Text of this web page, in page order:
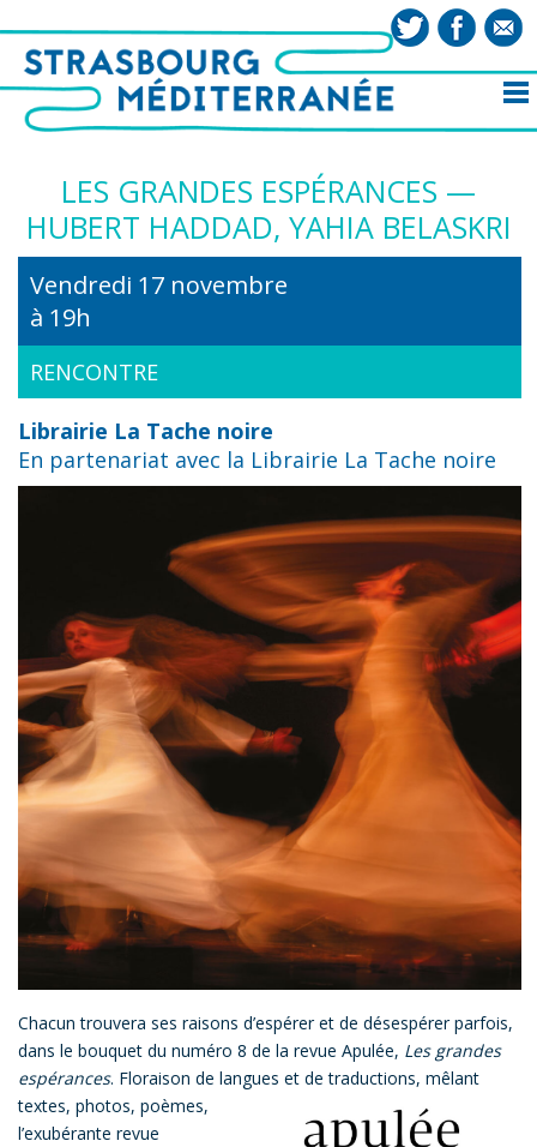
LES GRANDES ESPÉRANCES —
HUBERT HADDAD, YAHIA BELASKRI
Vendredi 17 novembre
à 19h
RENCONTRE
Librairie La Tache noire
En partenariat avec la Librairie La Tache noire
Chacun trouvera ses raisons d’espérer et de désespérer parfois,
dans le bouquet du numéro 8 de la revue Apulée, Les grandes
espérances. Floraison de langues et de traductions, mêlant
textes, photos, poèmes,
l’exubérante revue